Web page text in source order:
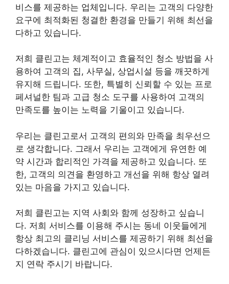
비스를 제공하는 업체입니다. 우리는 고객의 다양한
요구에 최적화된 청결한 환경을 만들기 위해 최선을
다하고 있습니다.
저희 클린고는 체계적이고 효율적인 청소 방법을 사
용하여 고객의 집, 사무실, 상업시설 등을 깨끗하게
유지해 드립니다. 또한, 특별히 신뢰할 수 있는 프로
페셔널한 팀과 고급 청소 도구를 사용하여 고객의
만족도를 높이는 노력을 기울이고 있습니다.
우리는 클린고로서 고객의 편의와 만족을 최우선으
로 생각합니다. 그래서 우리는 고객에게 유연한 예
약 시간과 합리적인 가격을 제공하고 있습니다. 또
한, 고객의 의견을 환영하고 개선을 위해 항상 열려
있는 마음을 가지고 있습니다.
저희 클린고는 지역 사회와 함께 성장하고 싶습니
다. 저희 서비스를 이용해 주시는 동네 이웃들에게
항상 최고의 클리닝 서비스를 제공하기 위해 최선을
다하겠습니다. 클린고에 관심이 있으시다면 언제든
지 연락 주시기 바랍니다.